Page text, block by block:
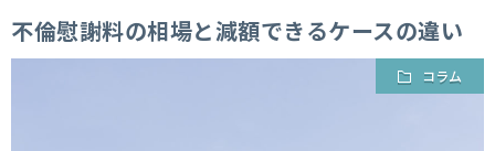
不倫慰謝料の相場と減額できるケースの違い
コラム